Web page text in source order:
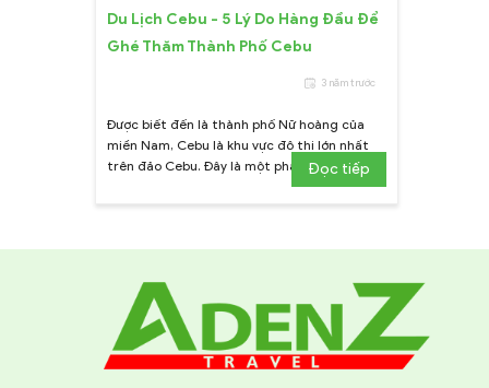
Du Lịch Cebu - 5 Lý Do Hàng Đầu Để
Ghé Thăm Thành Phố Cebu
3 năm trước
Được biết đến là thành phố Nữ hoàng của
miền Nam, Cebu là khu vực đô thị lớn nhất
trên đảo Cebu. Đây là một phần của ...
Đọc tiếp